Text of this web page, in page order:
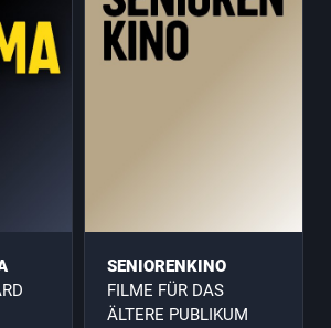
SENIORENKINO
FILME FÜR DAS
ÄLTERE PUBLIKUM